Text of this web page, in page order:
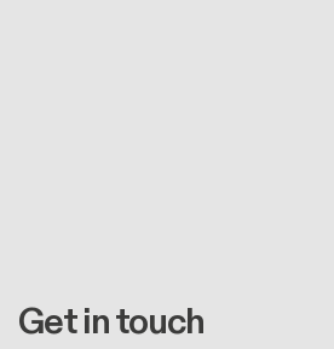
Get in touch